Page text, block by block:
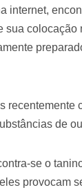
internet,
sua colocação
recentemente
de
se o
provocam